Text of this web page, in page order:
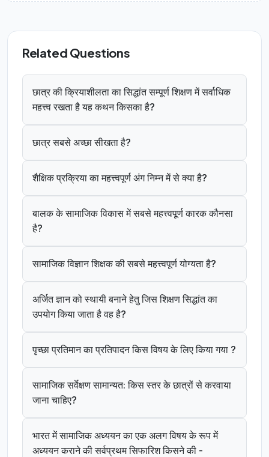
Related Questions
छात्र की क्रियाशीलता का सिद्धांत सम्पूर्ण शिक्षण में सर्वाधिक
महत्त्व रखता है यह कथन किसका है?
छात्र सबसे अच्छा सीखता है?
शैक्षिक प्रक्रिया का महत्त्वपूर्ण अंग निम्न में से क्या है?
बालक के सामाजिक विकास में सबसे महत्त्वपूर्ण कारक कौनसा
है?
सामाजिक विज्ञान शिक्षक की सबसे महत्त्वपूर्ण योग्यता है?
अर्जित ज्ञान को स्थायी बनाने हेतु जिस शिक्षण सिद्धांत का
उपयोग किया जाता है वह है?
पृच्छा प्रतिमान का प्रतिपादन किस विषय के लिए किया गया ?
सामाजिक सर्वेक्षण सामान्यत: किस स्तर के छात्रों से करवाया
जाना चाहिए?
भारत में सामाजिक अध्ययन का एक अलग विषय के रूप में
अध्ययन कराने की सर्वप्रथम सिफारिश किसने की -